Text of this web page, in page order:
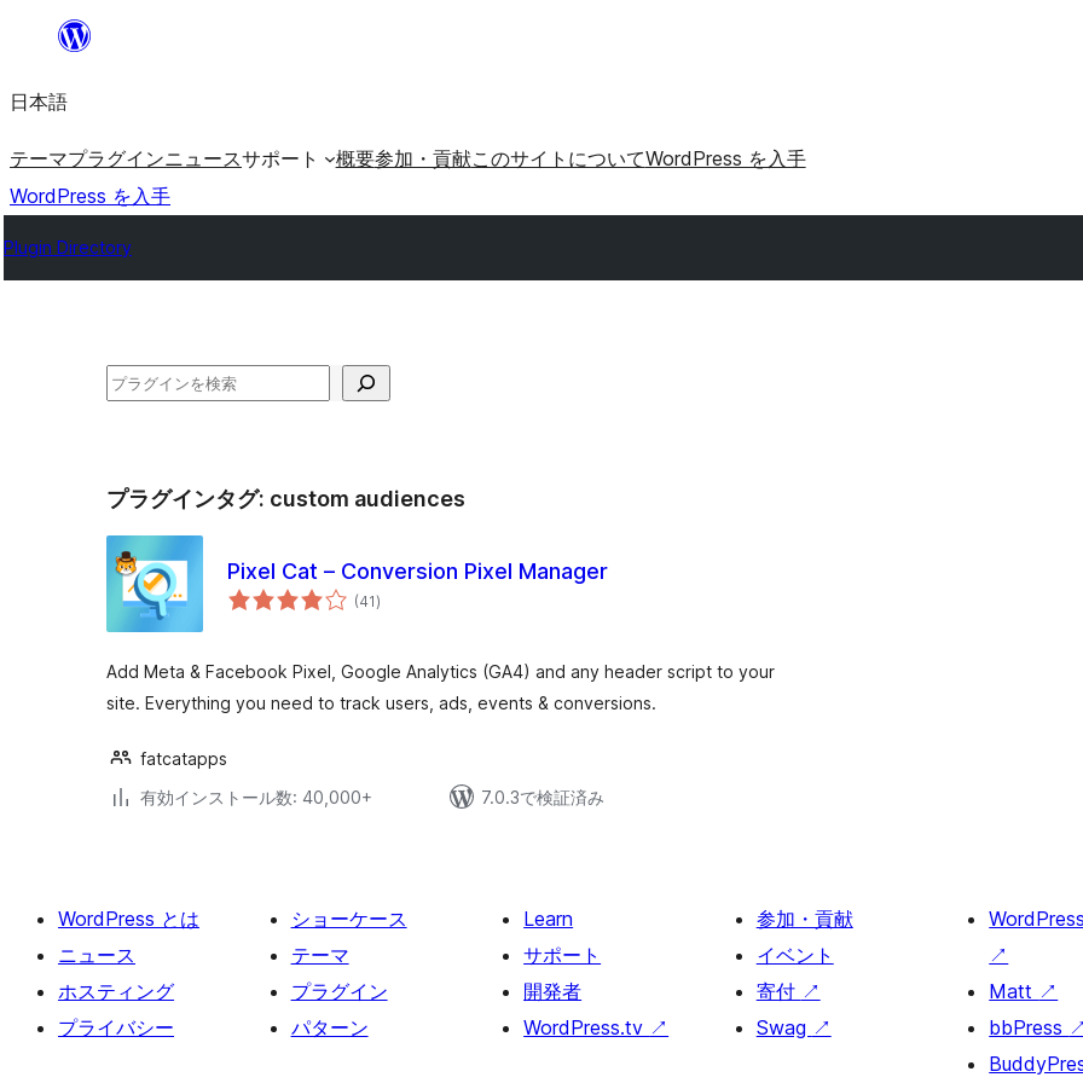
を
ッ
プ
日本語
テーマプラグインニュースサポート 概要参加・貢献このサイトについてWordPress を入手
WordPress を入手
Plugin Directory
検
プラグインタグ: custom audiences
Pixel Cat – Conversion Pixel Manager
(41個
の)
Add Meta & Facebook Pixel, Google Analytics (GA4) and any header script to your
site. Everything you need to track users, ads, events & conversions.
fatcatapps
有効インストール数: 40,000+
7.0.3で検証済み
WordPress とは
ニュース
ホスティング
プライバシー
ショーケース
テーマ
プラグイン
パターン
Learn
サポート
開発者
WordPress.tv ↗
参加・貢献
イベント
寄付 ↗
Swag ↗
↗
Matt ↗
bbPress ↗